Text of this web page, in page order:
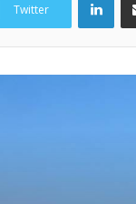
Twitter